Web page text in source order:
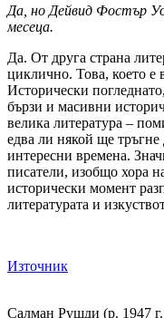
Да, но Дейвид Фостър
месеца.
Да. От друга страна
циклично. Това, което е
Исторически
бързи и масивни
велика литература –
едва ли някой ще
интересни времена.
писатели, изобщо хора
исторически момент
литературата и
Източник
Салман Рушди (р. 1947